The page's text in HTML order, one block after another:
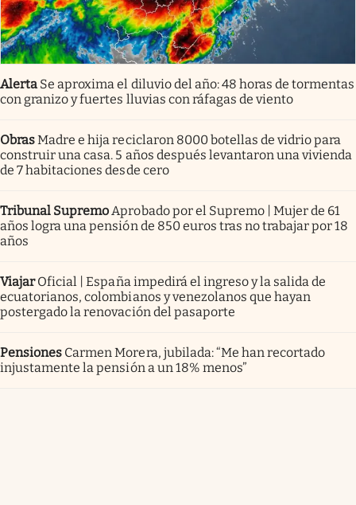
Alerta Se aproxima el diluvio del año: 48 horas de tormentas
con granizo y fuertes lluvias con ráfagas de viento
ObrasMadre e hija reciclaron 8000 botellas de vidrio para
construir una casa. 5 años después levantaron una vivienda
de 7 habitaciones desde cero
Tribunal Supremo Aprobado por el Supremo | Mujer de 61
años logra una pensión de 850 euros tras no trabajar por 18
años
Viajar Oficial | España impedirá el ingreso y la salida de
ecuatorianos, colombianos y venezolanos que hayan
postergado la renovación del pasaporte
Pensiones Carmen Morera, jubilada: “Me han recortado
injustamente la pensión a un 18% menos”